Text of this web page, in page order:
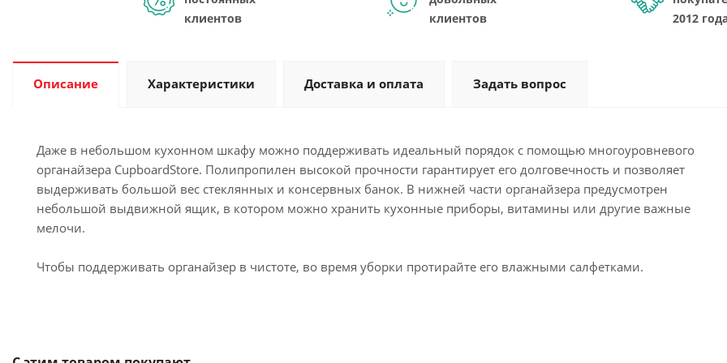
клиентов
клиентов
2012
Описание Характеристики Доставка и оплата Задать вопрос
Даже в небольшом кухонном шкафу можно поддерживать идеальный порядок с помощью многоуровневого
органайзера CupboardStore. Полипропилен высокой прочности гарантирует его долговечность и позволяет
выдерживать большой вес стеклянных и консервных банок. В нижней части органайзера предусмотрен
небольшой выдвижной ящик, в котором можно хранить кухонные приборы, витамины или другие важные
мелочи.
Чтобы поддерживать органайзер в чистоте, во время уборки протирайте его влажными салфетками.